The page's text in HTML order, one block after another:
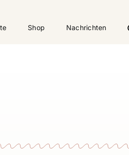
Shop Nachrichten